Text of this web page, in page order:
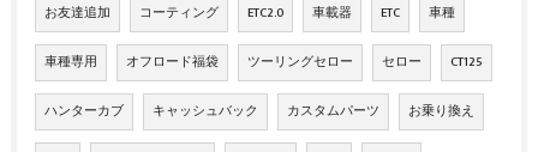
お友達追加 コーティング ETC2.0 車載器 ETC 車種
車種専用 オフロード福袋 ツーリングセロー セロー CT125
ハンターカブ キャッシュバック カスタムパーツ お乗り換え